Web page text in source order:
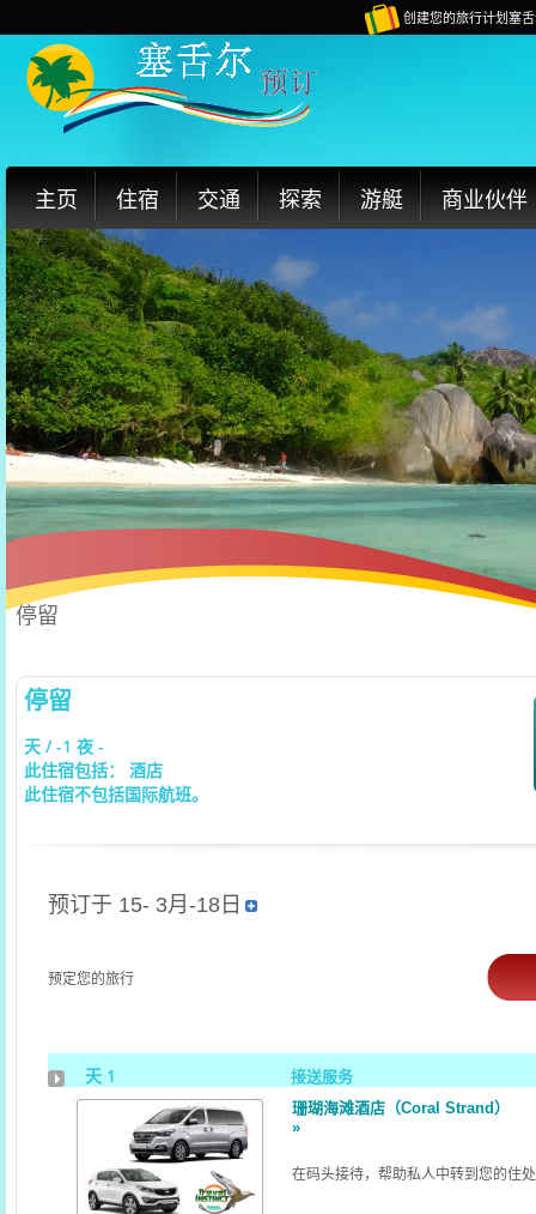
创建您的旅行计划塞
主页 住宿 交通 探索 游艇 商业伙伴
停留
停留
天 / -1 夜 -
此住宿包括： 酒店
此住宿不包括国际航班。
预订于 15- 3月-18日
预定您的旅行
天 1 接送服务
珊瑚海滩酒店（Coral Strand）
»
在码头接待，帮助私人中转到您的住处